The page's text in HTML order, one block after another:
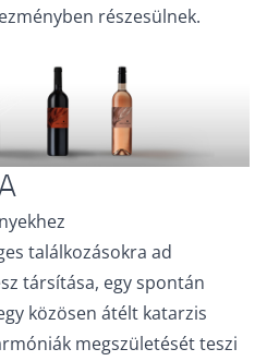
részesülnek.
találkozásokra ad
társítása, egy spontán
közösen átélt katarzis
megszületését teszi